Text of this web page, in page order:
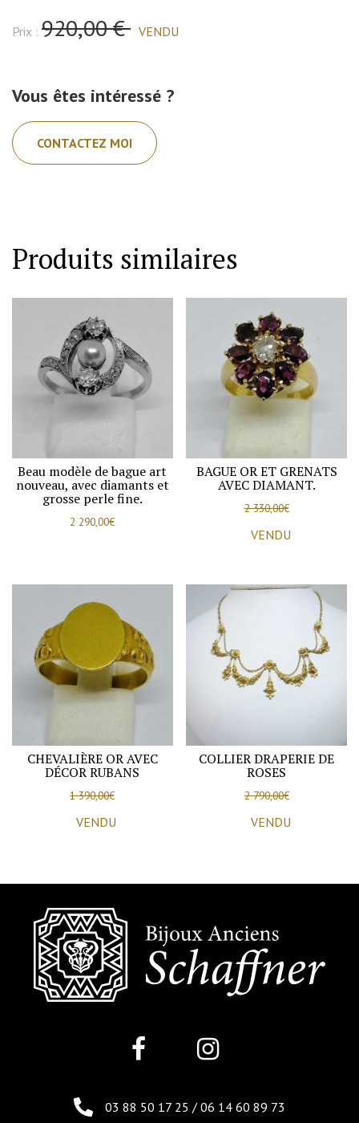
Prix : 920,00 € VENDU
Vous êtes intéressé ?
CONTACTEZ MOI
Produits similaires
Beau modèle de bague art
nouveau, avec diamants et
grosse perle fine.
2 290,00€
BAGUE OR ET GRENATS
AVEC DIAMANT.
2 330,00€
VENDU
CHEVALIÈRE OR AVEC
DÉCOR RUBANS
1 390,00€
VENDU
COLLIER DRAPERIE DE
ROSES
2 790,00€
VENDU
03 88 50 17 25 / 06 14 60 89 73